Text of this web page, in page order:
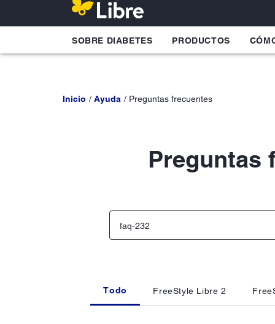
SOBRE DIABETES PRODUCTOS
Inicio Ayuda Preguntas frecuentes
Preguntas
Todo FreeStyle Libre 2